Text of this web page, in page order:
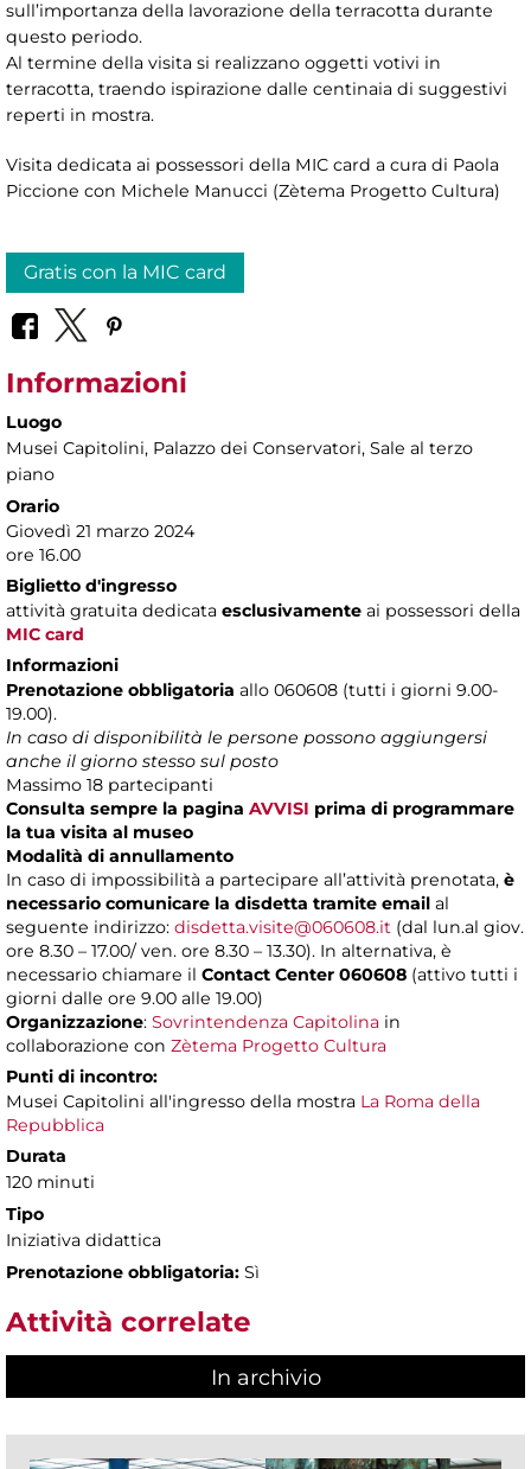
sull’importanza della lavorazione della terracotta durante
questo periodo.
Al termine della visita si realizzano oggetti votivi in
terracotta, traendo ispirazione dalle centinaia di suggestivi
reperti in mostra.
Visita dedicata ai possessori della MIC card a cura di Paola
Piccione con Michele Manucci (Zètema Progetto Cultura)
Gratis con la MIC card
Informazioni
Luogo
Musei Capitolini, Palazzo dei Conservatori, Sale al terzo
piano
Orario
Giovedì 21 marzo 2024
ore 16.00
Biglietto d'ingresso
attività gratuita dedicata esclusivamente ai possessori della
MIC card
Informazioni
Prenotazione obbligatoria allo 060608 (tutti i giorni 9.00-
19.00).
In caso di disponibilità le persone possono aggiungersi
anche il giorno stesso sul posto
Massimo 18 partecipanti
Consulta sempre la pagina AVVISI prima di programmare
la tua visita al museo
Modalità di annullamento
In caso di impossibilità a partecipare all’attività prenotata, è
necessario comunicare la disdetta tramite email al
seguente indirizzo: disdetta.visite@060608.it (dal lun.al giov.
ore 8.30 – 17.00/ ven. ore 8.30 – 13.30). In alternativa, è
necessario chiamare il Contact Center 060608 (attivo tutti i
giorni dalle ore 9.00 alle 19.00)
Organizzazione: Sovrintendenza Capitolina in
collaborazione con Zètema Progetto Cultura
Punti di incontro:
Musei Capitolini all'ingresso della mostra La Roma della
Repubblica
Durata
120 minuti
Tipo
Iniziativa didattica
Prenotazione obbligatoria: Sì
Attività correlate
In archivio